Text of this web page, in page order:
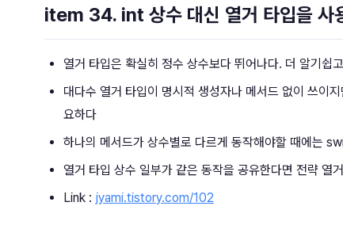
item 34. int 상수 대신 열거 타입을 사
열거 타입은 확실히 정수 상수보다 뛰어나다. 더 알기쉽
대다수 열거 타입이 명시적 생성자나 메서드 없이 쓰이
요하다
하나의 메서드가 상수별로 다르게 동작해야할 때에는
열거 타입 상수 일부가 같은 동작을 공유한다면 전략 열
Link : jyami.tistory.com/102